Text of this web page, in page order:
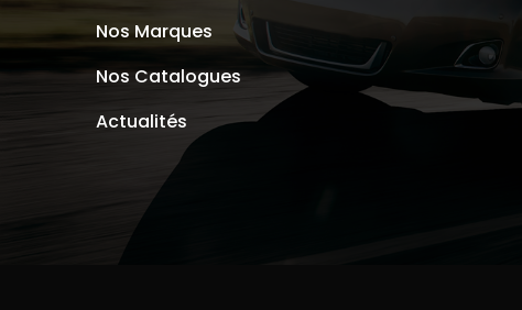
Nos Marques
Nos Catalogues
Actualités